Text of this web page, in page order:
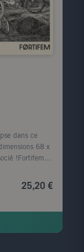
dans ce
68 x
!Fortifem,
qui
leur passion
25,20 €